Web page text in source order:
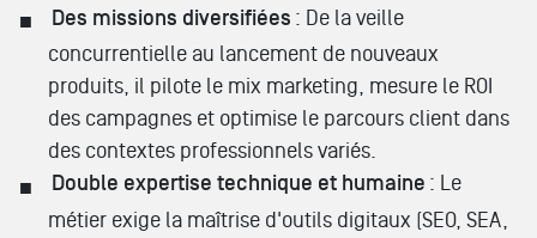
Des missions diversifiées : De la veille
concurrentielle au lancement de nouveaux
produits, il pilote le mix marketing, mesure le ROI
des campagnes et optimise le parcours client dans
des contextes professionnels variés.
Double expertise technique et humaine : Le
métier exige la maîtrise d'outils digitaux (SEO, SEA,